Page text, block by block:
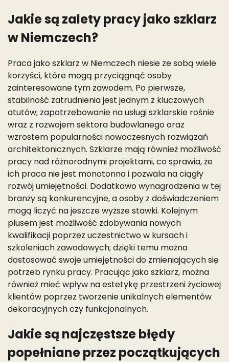
Jakie są zalety pracy jako szklarz
w Niemczech?
Praca jako szklarz w Niemczech niesie ze sobą wiele
korzyści, które mogą przyciągnąć osoby
zainteresowane tym zawodem. Po pierwsze,
stabilność zatrudnienia jest jednym z kluczowych
atutów; zapotrzebowanie na usługi szklarskie rośnie
wraz z rozwojem sektora budowlanego oraz
wzrostem popularności nowoczesnych rozwiązań
architektonicznych. Szklarze mają również możliwość
pracy nad różnorodnymi projektami, co sprawia, że
ich praca nie jest monotonna i pozwala na ciągły
rozwój umiejętności. Dodatkowo wynagrodzenia w tej
branży są konkurencyjne, a osoby z doświadczeniem
mogą liczyć na jeszcze wyższe stawki. Kolejnym
plusem jest możliwość zdobywania nowych
kwalifikacji poprzez uczestnictwo w kursach i
szkoleniach zawodowych; dzięki temu można
dostosować swoje umiejętności do zmieniających się
potrzeb rynku pracy. Pracując jako szklarz, można
również mieć wpływ na estetykę przestrzeni życiowej
klientów poprzez tworzenie unikalnych elementów
dekoracyjnych czy funkcjonalnych.
Jakie są najczęstsze błędy
popełniane przez początkujących